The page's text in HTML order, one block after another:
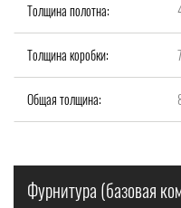
Толщина полотна:
Толщина коробки:
Общая толщина:
Фурнитура (базовая